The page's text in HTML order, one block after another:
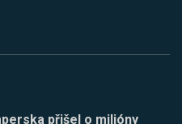
přišel o milióny